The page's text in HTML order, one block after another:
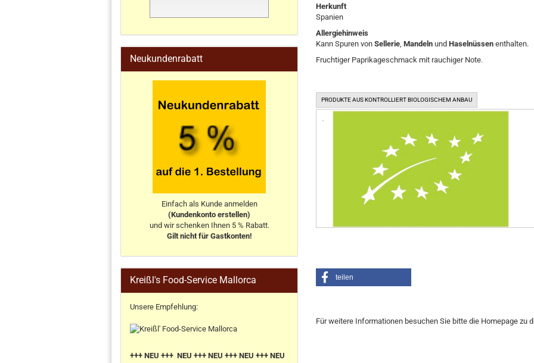
Herkunft
Spanien
Allergiehinweis
Kann Spuren vonSellerie,Mandeln undHaselnüssen enthalten.
Fruchtiger Paprikageschmack mit rauchiger Note.
PRODUKTE AUS KONTROLLIERT BIOLOGISCHEM ANBAU
teilen
Für weitere Informationen besuchen Sie bitte die Homepage zu
Neukundenrabatt
Einfach als Kunde anmelden
(Kundenkonto erstellen)
und wir schenken Ihnen 5 % Rabatt.
Gilt nicht für Gastkonten!
Kreißl's Food-Service Mallorca
Unsere Empfehlung:
+++ NEU +++ NEU +++ NEU +++ NEU +++ NEU